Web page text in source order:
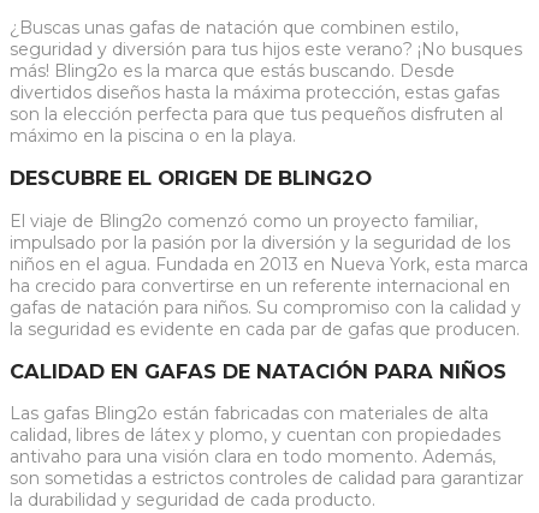
¿Buscas unas gafas de natación que combinen estilo,
seguridad y diversión para tus hijos este verano? ¡No busques
más! Bling2o es la marca que estás buscando. Desde
divertidos diseños hasta la máxima protección, estas gafas
son la elección perfecta para que tus pequeños disfruten al
máximo en la piscina o en la playa.
DESCUBRE EL ORIGEN DE BLING2O
El viaje de Bling2o comenzó como un proyecto familiar,
impulsado por la pasión por la diversión y la seguridad de los
niños en el agua. Fundada en 2013 en Nueva York, esta marca
ha crecido para convertirse en un referente internacional en
gafas de natación para niños. Su compromiso con la calidad y
la seguridad es evidente en cada par de gafas que producen.
CALIDAD EN GAFAS DE NATACIÓN PARA NIÑOS
Las gafas Bling2o están fabricadas con materiales de alta
calidad, libres de látex y plomo, y cuentan con propiedades
antivaho para una visión clara en todo momento. Además,
son sometidas a estrictos controles de calidad para garantizar
la durabilidad y seguridad de cada producto.